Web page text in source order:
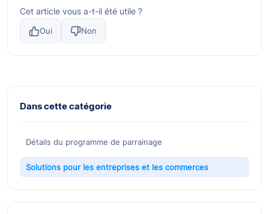
Cet article vous a-t-il été utile ?
Oui Non
Dans cette catégorie
Détails du programme de parrainage
Solutions pour les entreprises et les commerces